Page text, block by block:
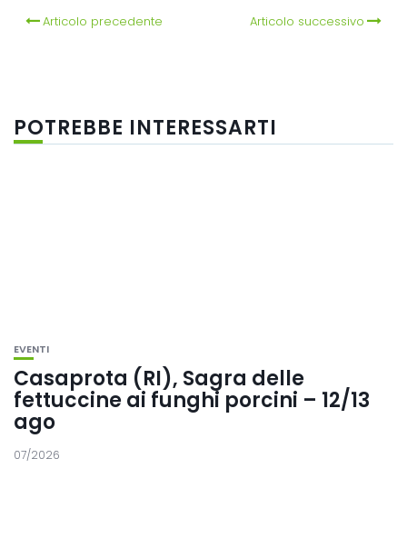
Articolo precedente Articolo successivo
POTREBBE INTERESSARTI
EVENTI
Casaprota (RI), Sagra delle
fettuccine ai funghi porcini – 12/13
ago
07/2026